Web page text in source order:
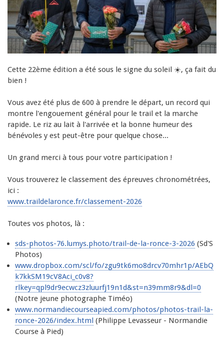
Cette 22ème édition a été sous le signe du soleil ☀️, ça fait du
bien !
Vous avez été plus de 600 à prendre le départ, un record qui
montre l'engouement général pour le trail et la marche
rapide. Le riz au lait à l'arrivée et la bonne humeur des
bénévoles y est peut-être pour quelque chose...
Un grand merci à tous pour votre participation !
Vous trouverez le classement des épreuves chronométrées,
ici :
www.traildelaronce.fr/classement-2026
Toutes vos photos, là :
sds-photos-76.lumys.photo/trail-de-la-ronce-3-2026 (Sd'S
Photos)
www.dropbox.com/scl/fo/zgu9tk6mo8drcv70mhr1p/AEbQ
k7kkSM19cV8Aci_c0v8?
rlkey=qpl9dr9ecwcz3zluurfj19n1d&st=n39mm8r9&dl=0
(Notre jeune photographe Timéo)
www.normandiecourseapied.com/photos/photos-trail-la-
ronce-2026/index.html (Philippe Levasseur - Normandie
Course à Pied)